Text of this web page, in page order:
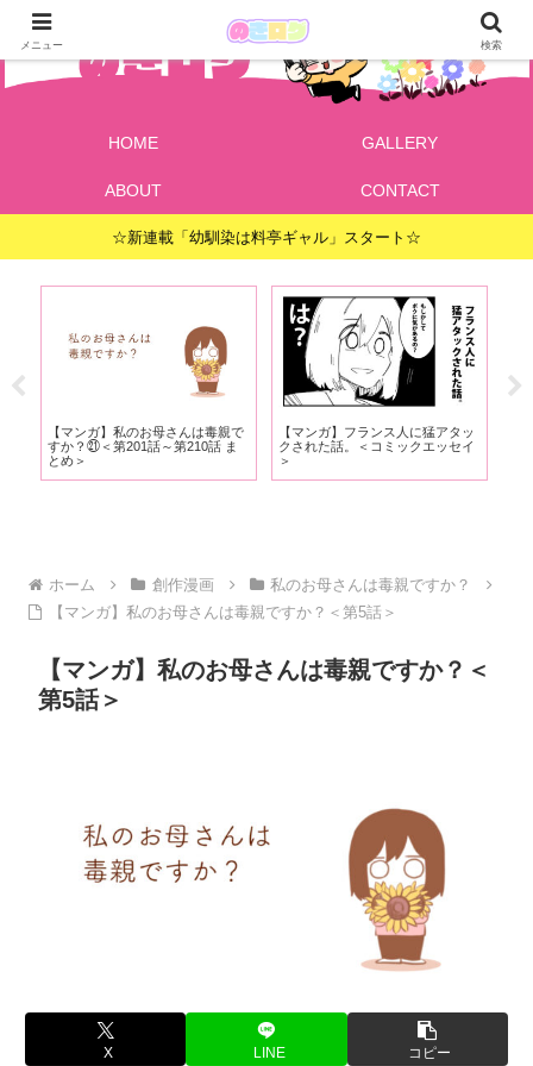
HOME GALLERY
ABOUT CONTACT
☆新連載「幼馴染は料亭ギャル」スタート☆
【マンガ】私のお母さんは毒親で
すか？㉑＜第201話～第210話 ま
とめ＞
【マンガ】フランス人に猛アタッ
クされた話。＜コミックエッセイ
＞
ホーム 創作漫画
私のお母さんは毒親ですか？
【マンガ】私のお母さんは毒親ですか？＜第5話＞
【マンガ】私のお母さんは毒親ですか？＜
第5話＞
X LINE コピー
メニュー 検索